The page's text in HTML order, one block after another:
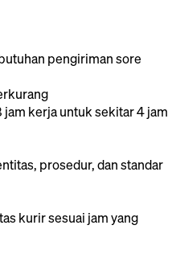
pengiriman sore
kerja untuk sekitar 4 jam
prosedur, dan standar
kurir sesuai jam yang